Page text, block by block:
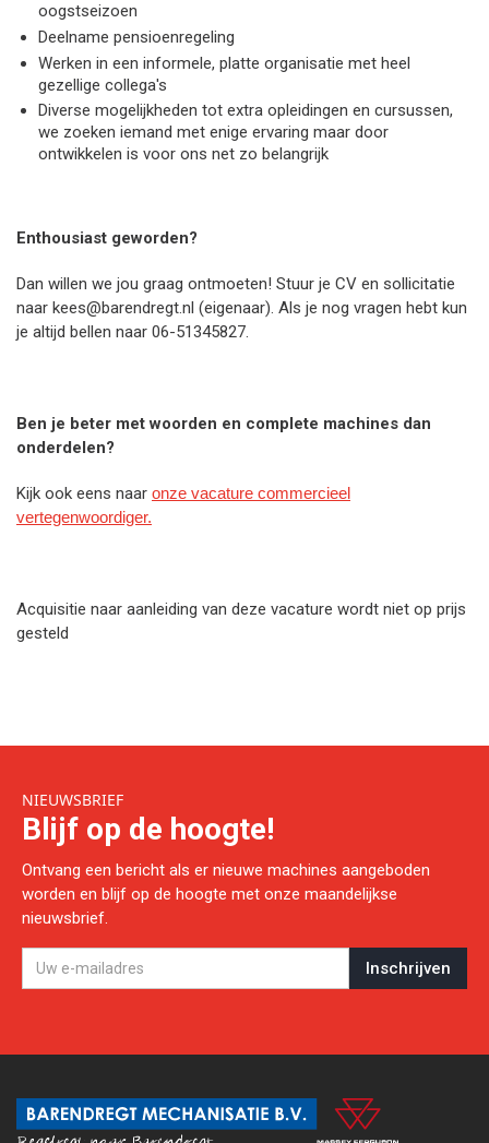
oogstseizoen
Deelname pensioenregeling
Werken in een informele, platte organisatie met heel
gezellige collega's
Diverse mogelijkheden tot extra opleidingen en cursussen,
we zoeken iemand met enige ervaring maar door
ontwikkelen is voor ons net zo belangrijk
Enthousiast geworden?
Dan willen we jou graag ontmoeten! Stuur je CV en sollicitatie
naar kees@barendregt.nl (eigenaar). Als je nog vragen hebt kun
je altijd bellen naar 06-51345827.
Ben je beter met woorden en complete machines dan
onderdelen?
Kijk ook eens naar onze vacature commercieel
vertegenwoordiger.
Acquisitie naar aanleiding van deze vacature wordt niet op prijs
gesteld
NIEUWSBRIEF
Blijf op de hoogte!
Ontvang een bericht als er nieuwe machines aangeboden
worden en blijf op de hoogte met onze maandelijkse
nieuwsbrief.